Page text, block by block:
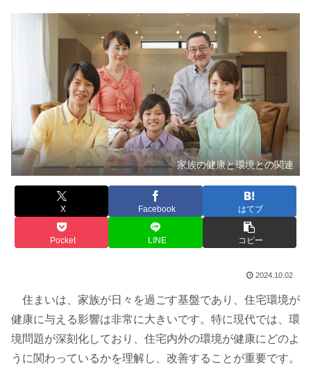
家族の健康と環境との関連
X Facebook はてブ
Pocket LINE コピー
2024.10.02
住まいは、家族が日々を過ごす基盤であり、住宅環境が
健康に与える影響は非常に大きいです。特に現代では、環
境問題が深刻化しており、住宅内外の環境が健康にどのよ
うに関わっているかを理解し、改善することが重要です。